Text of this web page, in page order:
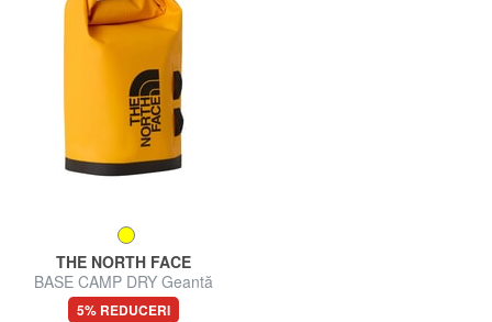
THE NORTH FACE
BASE CAMP DRY Geantă
impermeabilă
5% REDUCERI